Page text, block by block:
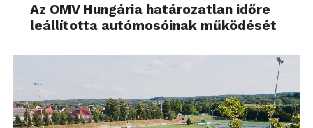
Az OMV Hungária határozatlan időre
leállította autómosóinak működését